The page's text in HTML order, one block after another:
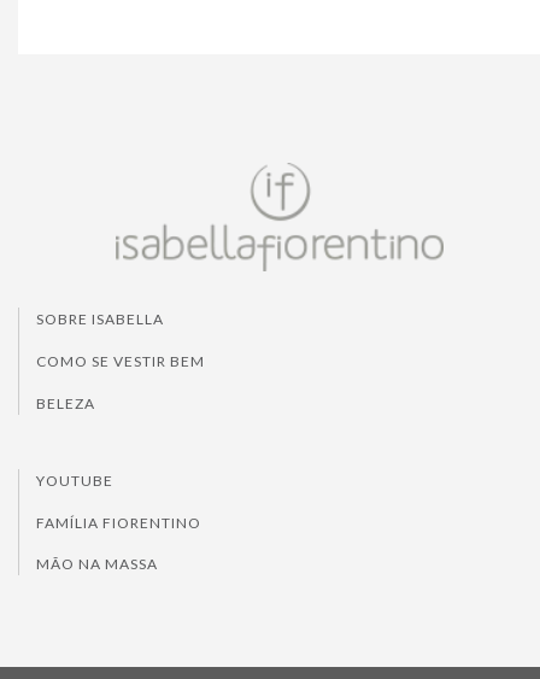
SOBRE ISABELLA
COMO SE VESTIR BEM
BELEZA
YOUTUBE
FAMÍLIA FIORENTINO
MÃO NA MASSA